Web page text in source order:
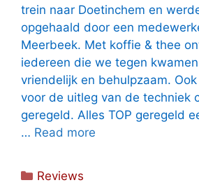
trein naar Doetinchem en
opgehaald door een
Meerbeek. Met koffie & thee
iedereen die we tegen
vriendelijk en behulpzaam.
voor de uitleg van de techniek
geregeld. Alles TOP geregeld
… Read more
Categorieën
Reviews